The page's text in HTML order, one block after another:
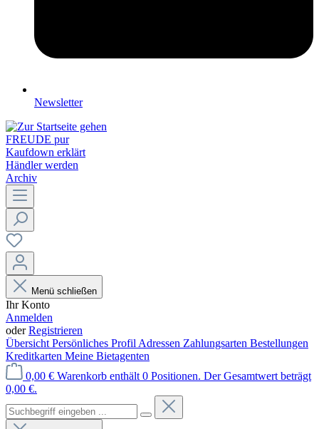
Newsletter
FREUDE pur
Kaufdown erklärt
Händler werden
Archiv
Menü schließen
Ihr Konto
Anmelden
oderRegistrieren
Übersicht Persönliches Profil Adressen Zahlungsarten Bestellungen
Kreditkarten Meine Bietagenten
0,00 € Warenkorb enthält 0 Positionen. Der Gesamtwert beträgt
0,00 €.